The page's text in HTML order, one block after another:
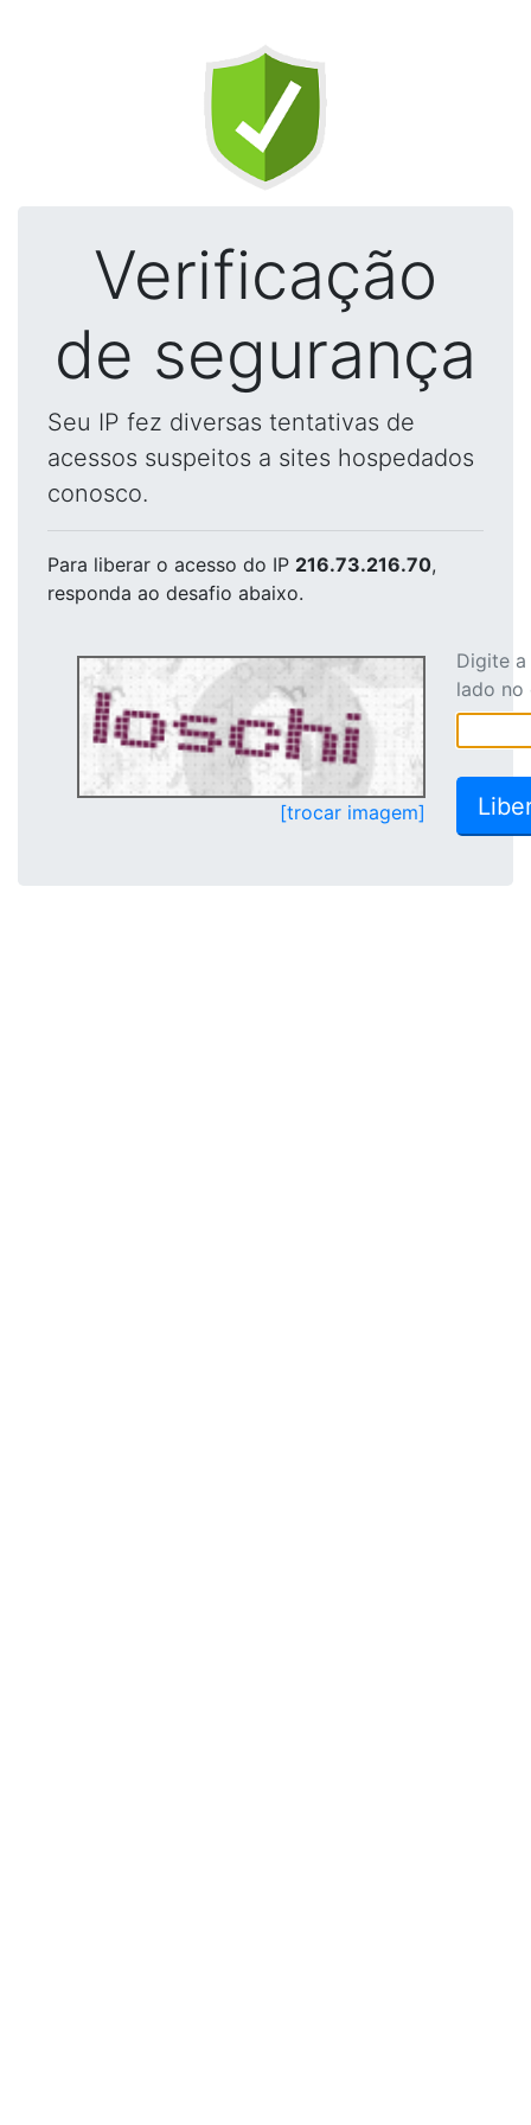
Verificação
de segurança
Seu IP fez diversas tentativas de
acessos suspeitos a sites hospedados
conosco.
Para liberar o acesso do IP 216.73.216.70,
responda ao desafio abaixo.
[trocar imagem]
Digite
lado no